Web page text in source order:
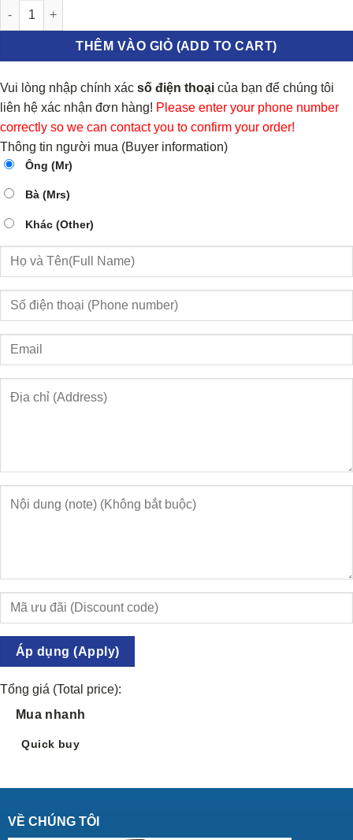
Tăng bua Toyota Hiace số lượng
THÊM VÀO GIỎ (ADD TO CART)
Vui lòng nhập chính xác số điện thoại của bạn để chúng tôi
liên hệ xác nhận đơn hàng! Please enter your phone number
correctly so we can contact you to confirm your order!
Thông tin người mua (Buyer information)
Ông (Mr)
Bà (Mrs)
Khác (Other)
Áp dụng (Apply)
Tổng giá (Total price):
Mua nhanh
Quick buy
VỀ CHÚNG TÔI